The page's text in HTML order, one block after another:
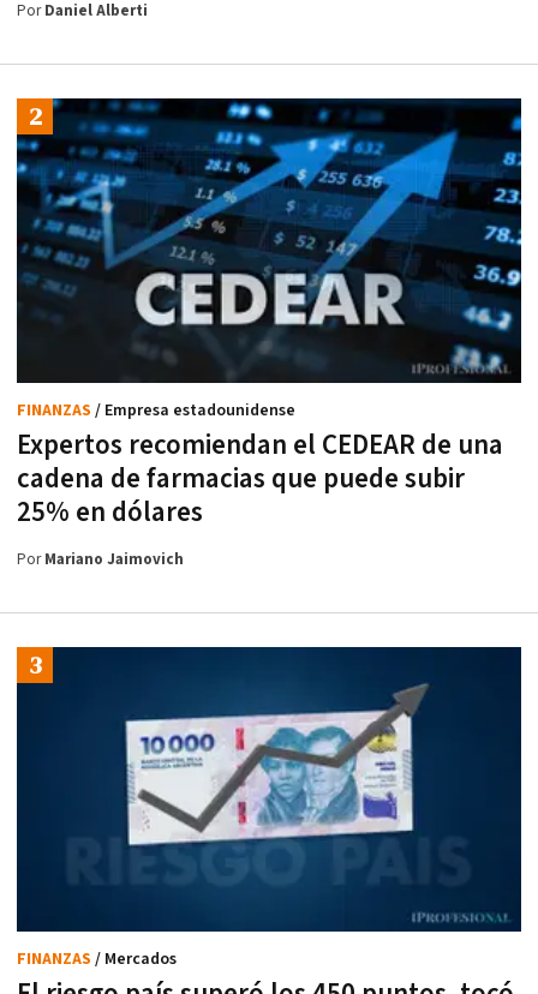
PorDaniel Alberti
Expertos recomiendan el CEDEAR de una
cadena de farmacias que puede subir
25% en dólares
FINANZAS / Empresa estadounidense
PorMariano Jaimovich
FINANZAS / Mercados